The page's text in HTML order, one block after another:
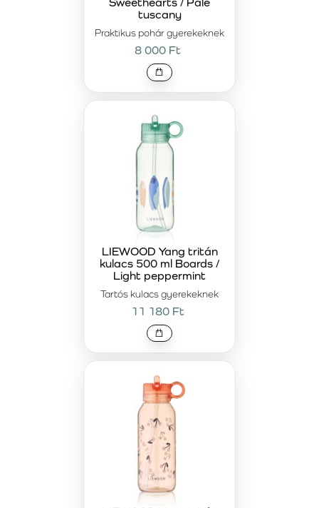
Praktikus pohár gyerekeknek
tuscany
8 000 Ft
Tartós kulacs gyerekeknek
LIEWOOD Yang tritán
kulacs 500 ml Boards /
Light peppermint
11 180 Ft